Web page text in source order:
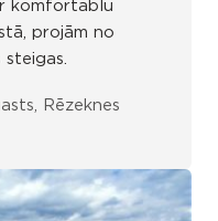
komfortablu
projām no
Rēzeknes